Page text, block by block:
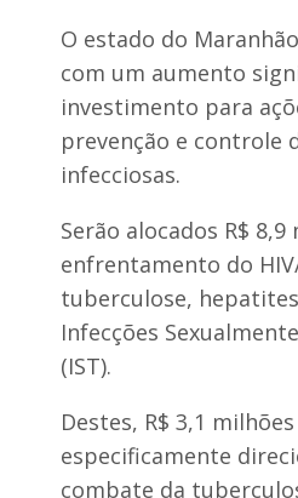
O estado do
com um aumento
investimento para
prevenção e controle
infecciosas.
Serão alocados R$
enfrentamento do
tuberculose,
Infecções
(IST).
Destes, R$ 3,1
especificamente
combate da